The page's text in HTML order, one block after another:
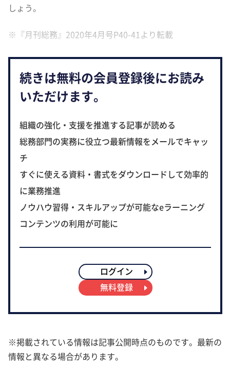
しょう。
※『月刊総務』2020年4月号P40-41より転載
続きは無料の会員登録後にお読み
いただけます。
組織の強化・支援を推進する記事が読める
総務部門の実務に役立つ最新情報をメールでキャッ
チ
すぐに使える資料・書式をダウンロードして効率的
に業務推進
ノウハウ習得・スキルアップが可能なeラーニング
コンテンツの利用が可能に
ログイン
無料登録
※掲載されている情報は記事公開時点のものです。最新の
情報と異なる場合があります。